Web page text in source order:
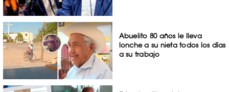
Abuelito 80 años le lleva
lonche a su nieta todos los días
a su trabajo